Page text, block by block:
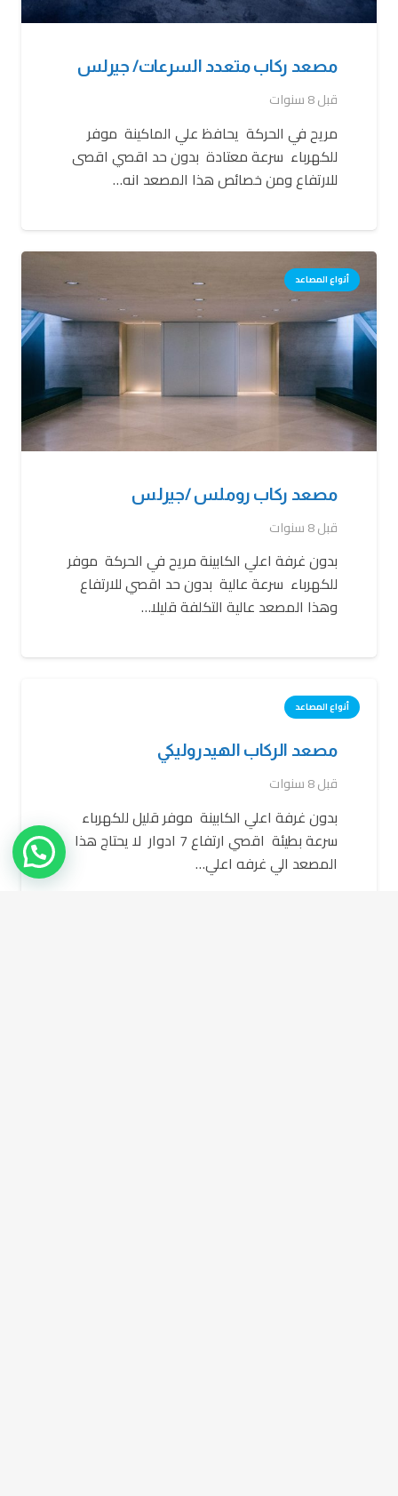
مصعد ركاب متعدد السرعات/ جيرلس
قبل 8 سنوات
مريح في الحركة يحافظ علي الماكينة موفر
للكهرباء سرعة معتادة بدون حد اقصي اقصى
للارتفاع ومن خصائص هذا المصعد انه…
أنواع المصاعد
مصعد ركاب روملس /جيرلس
قبل 8 سنوات
بدون غرفة اعلي الكابينة مريح في الحركة موفر
للكهرباء سرعة عالية بدون حد اقصي للارتفاع
وهذا المصعد عالية التكلفة قليلا…
أنواع المصاعد
مصعد الركاب الهيدروليكي
قبل 8 سنوات
بدون غرفة اعلي الكابينة موفر قليل للكهرباء
سرعة بطيئة اقصي ارتفاع 7 ادوار لا يحتاج هذا
المصعد الي غرفه اعلي…